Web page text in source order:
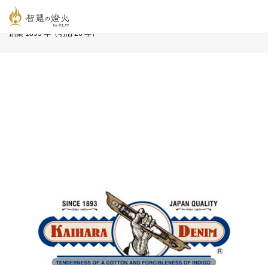
智慧の燈火オンライン
創業 1893 年（明治 26 年）